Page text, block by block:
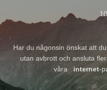
Har du någonsin önskat att
utan avbrott och ansluta
våra
internet-